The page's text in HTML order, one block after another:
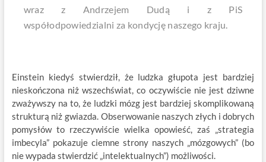
wraz z Andrzejem Dudą i z PiS
współodpowiedzialni za kondycję naszego kraju.
Einstein kiedyś stwierdził, że ludzka głupota jest bardziej
nieskończona niż wszechświat, co oczywiście nie jest dziwne
zważywszy na to, że ludzki mózg jest bardziej skomplikowaną
strukturą niż gwiazda. Obserwowanie naszych złych i dobrych
pomysłów to rzeczywiście wielka opowieść, zaś „strategia
imbecyla” pokazuje ciemne strony naszych „mózgowych” (bo
nie wypada stwierdzić „intelektualnych”) możliwości.